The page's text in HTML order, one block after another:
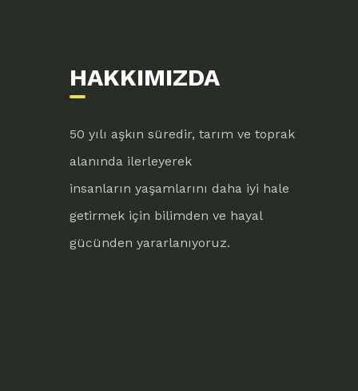
HAKKIMIZDA
50 yılı aşkın süredir, tarım ve toprak
alanında ilerleyerek
insanların yaşamlarını daha iyi hale
getirmek için bilimden ve hayal
gücünden yararlanıyoruz.